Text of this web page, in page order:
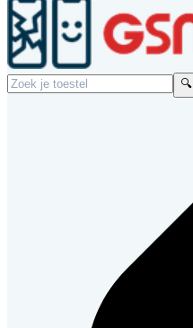
🔍